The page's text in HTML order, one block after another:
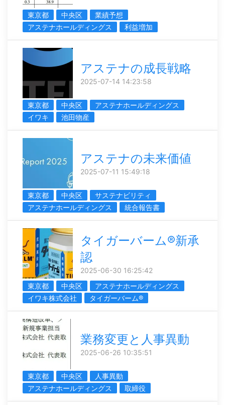
東京都 中央区
業績予想
アステナホールディングス
利益増加
アステナの成長戦略
2025-07-14 14:23:58
東京都 中央区
アステナホールディングス
イワキ
池田物産
アステナの未来価値
2025-07-11 15:49:18
東京都 中央区
サステナビリティ
アステナホールディングス
統合報告書
タイガーバーム®新承
認
2025-06-30 16:25:42
東京都
中央区
アステナホールディングス
イワキ株式会社
タイガーバーム®
業務変更と人事異動
2025-06-26 10:35:51
東京都 中央区
人事異動
アステナホールディングス
取締役